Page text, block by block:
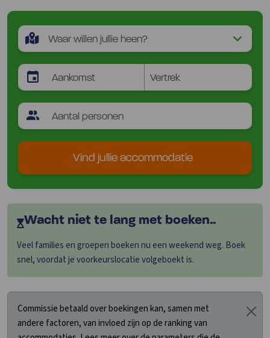
Vind jullie accommodatie
Wacht niet te lang met boeken..
Veel families en groepen boeken nu een weekend weg. Boek
snel, voordat je voorkeurslocatie volgeboekt is.
Commissie betaald over boekingen kan, samen met
andere factoren, van invloed zijn op de ranking van